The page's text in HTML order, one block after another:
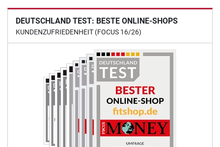
DEUTSCHLAND TEST: BESTE ONLINE-SHOPS
KUNDENZUFRIEDENHEIT (FOCUS 16/26)